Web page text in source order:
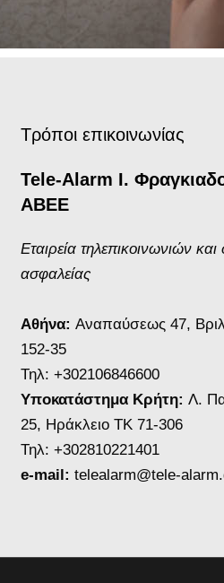
Τρόποι επικοινωνίας
Tele-Alarm Ι.
ΑΒΕΕ
Εταιρεία τηλεπικοινωνιών
ασφαλείας
Αθήνα: Αναπαύσεως 47,
152-35
Τηλ: +302106846600
Υποκατάστημα Κρήτη: Λ.
25, Ηράκλειο ΤΚ 71-306
Τηλ: +302810221401
e-mail: telealarm@tele-